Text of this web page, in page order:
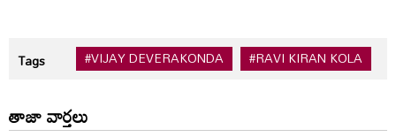
Tags #VIJAY DEVERAKONDA #RAVI KIRAN KOLA
తాజా వార్తలు